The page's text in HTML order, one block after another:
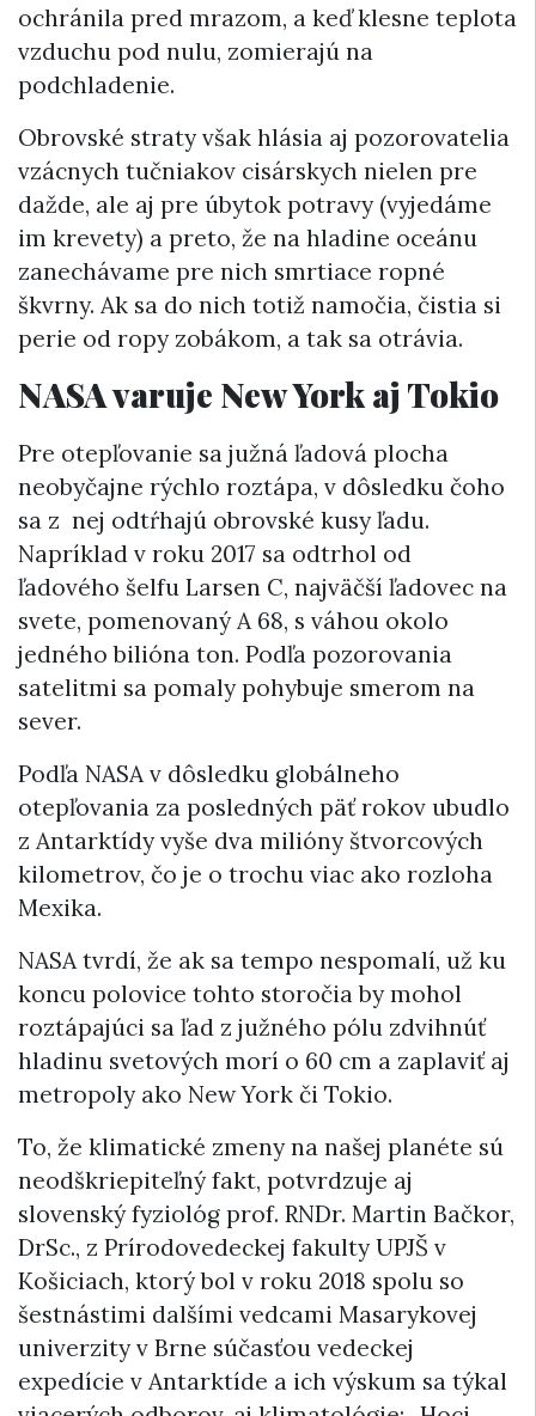
ochránila pred mrazom, a keď klesne teplota
vzduchu pod nulu, zomierajú na
podchladenie.
Obrovské straty však hlásia aj pozorovatelia
vzácnych tučniakov cisárskych nielen pre
dažde, ale aj pre úbytok potravy (vyjedáme
im krevety) a preto, že na hladine oceánu
zanechávame pre nich smrtiace ropné
škvrny. Ak sa do nich totiž namočia, čistia si
perie od ropy zobákom, a tak sa otrávia.
NASA varuje New York aj Tokio
Pre otepľovanie sa južná ľadová plocha
neobyčajne rýchlo roztápa, v dôsledku čoho
sa z nej odtŕhajú obrovské kusy ľadu.
Napríklad v roku 2017 sa odtrhol od
ľadového šelfu Larsen C, najväčší ľadovec na
svete, pomenovaný A 68, s váhou okolo
jedného bilióna ton. Podľa pozorovania
satelitmi sa pomaly pohybuje smerom na
sever.
Podľa NASA v dôsledku globálneho
otepľovania za posledných päť rokov ubudlo
z Antarktídy vyše dva milióny štvorcových
kilometrov, čo je o trochu viac ako rozloha
Mexika.
NASA tvrdí, že ak sa tempo nespomalí, už ku
koncu polovice tohto storočia by mohol
roztápajúci sa ľad z južného pólu zdvihnúť
hladinu svetových morí o 60 cm a zaplaviť aj
metropoly ako New York či Tokio.
To, že klimatické zmeny na našej planéte sú
neodškriepiteľný fakt, potvrdzuje aj
slovenský fyziológ prof. RNDr. Martin Bačkor,
DrSc., z Prírodovedeckej fakulty UPJŠ v
Košiciach, ktorý bol v roku 2018 spolu so
šestnástimi dalšími vedcami Masarykovej
univerzity v Brne súčasťou vedeckej
expedície v Antarktíde a ich výskum sa týkal